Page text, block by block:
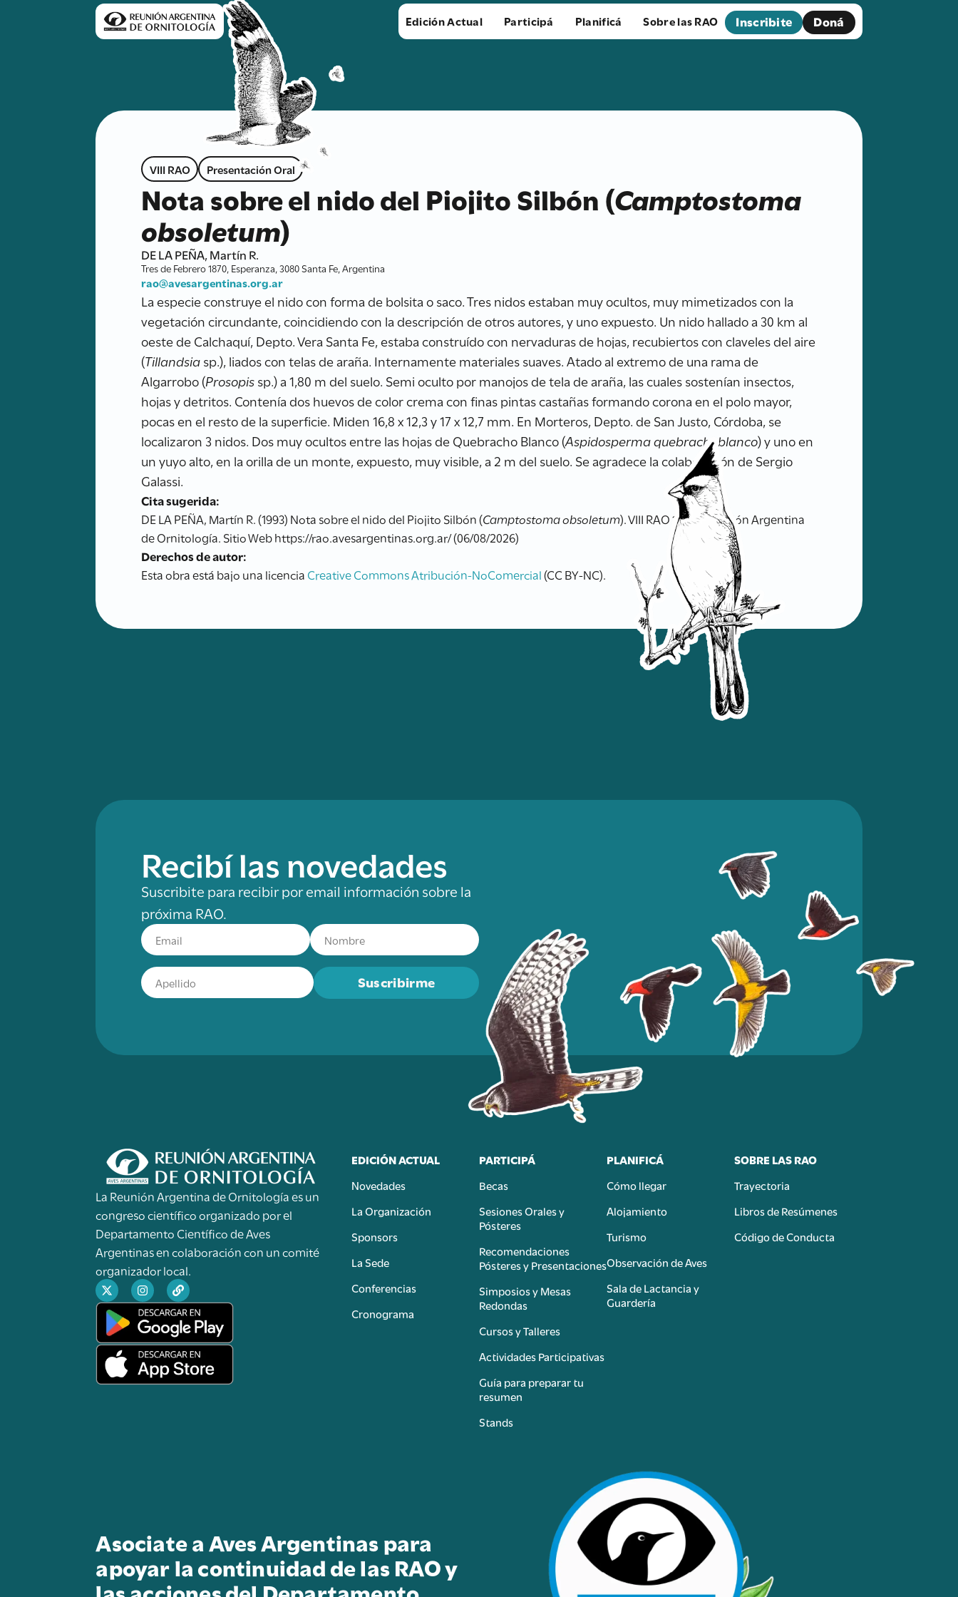
Edición Actual Participá Planificá Sobre las RAO Inscribite Doná
VIII RAO Presentación Oral
Nota sobre el nido del Piojito Silbón (Camptostoma
obsoletum)
DE LA PEÑA, Martín R.
Tres de Febrero 1870, Esperanza, 3080 Santa Fe, Argentina
rao@avesargentinas.org.ar
La especie construye el nido con forma de bolsita o saco. Tres nidos estaban muy ocultos, muy mimetizados con la
vegetación circundante, coincidiendo con la descripción de otros autores, y uno expuesto. Un nido hallado a 30 km al
oeste de Calchaquí, Depto. Vera Santa Fe, estaba construído con nervaduras de hojas, recubiertos con claveles del aire
(Tillandsiasp.), liados con telas de araña. Internamente materiales suaves. Atado al extremo de una rama de
Algarrobo (Prosopissp.) a 1,80 m del suelo. Semi oculto por manojos de tela de araña, las cuales sostenían insectos,
hojas y detritos. Contenía dos huevos de color crema con finas pintas castañas formando corona en el polo mayor,
pocas en el resto de la superficie. Miden 16,8 x 12,3 y 17 x 12,7 mm. En Morteros, Depto. de San Justo, Córdoba, se
localizaron 3 nidos. Dos muy ocultos entre las hojas de Quebracho Blanco (Aspidosperma quebrachoblanco) y uno en
un yuyo alto, en la orilla de un monte, expuesto, muy visible, a 2 m del suelo. Se agradece la colaboración de Sergio
Galassi.
Cita sugerida:
DE LA PEÑA, Martín R. (1993) Nota sobre el nido del Piojito Silbón (Camptostoma obsoletum). VIII RAO 15 pp. Reunión Argentina
de Ornitología. Sitio Web https://rao.avesargentinas.org.ar/ (06/08/2026)
Derechos de autor:
Esta obra está bajo una licencia Creative Commons Atribución-NoComercial(CC BY-NC).
Recibí las novedades
Suscribite para recibir por email información sobre la
próxima RAO.
Suscribirme
La Reunión Argentina de Ornitología es un
congreso científico organizado por el
Departamento Científico de Aves
Argentinas en colaboración con un comité
organizador local.
EDICIÓN ACTUAL
Novedades
La Organización
Sponsors
La Sede
Conferencias
Cronograma
PARTICIPÁ
Becas
Sesiones Orales y
Pósteres
Recomendaciones
Pósteres y Presentaciones
Simposios y Mesas
Redondas
Cursos y Talleres
Actividades Participativas
Guía para preparar tu
resumen
Stands
PLANIFICÁ
Cómo llegar
Alojamiento
Turismo
Observación de Aves
Sala de Lactancia y
Guardería
SOBRE LAS RAO
Trayectoria
Libros de Resúmenes
Código de Conducta
Asociate a Aves Argentinas para
apoyar la continuidad de las RAO y
las acciones del Departamento